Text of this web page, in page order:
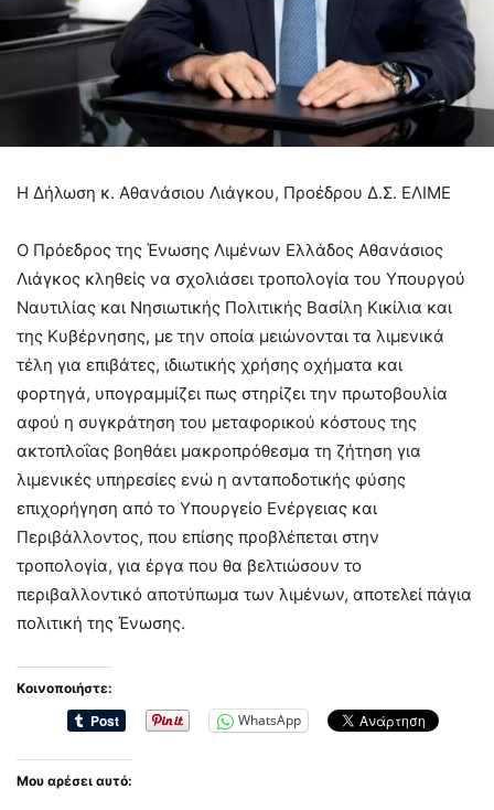
Η Δήλωση κ. Αθανάσιου Λιάγκου, Προέδρου Δ.Σ. ΕΛΙΜΕ
Ο Πρόεδρος της Ένωσης Λιμένων Ελλάδος Αθανάσιος
Λιάγκος κληθείς να σχολιάσει τροπολογία του Υπουργού
Ναυτιλίας και Νησιωτικής Πολιτικής Βασίλη Κικίλια και
της Κυβέρνησης, με την οποία μειώνονται τα λιμενικά
τέλη για επιβάτες, ιδιωτικής χρήσης οχήματα και
φορτηγά, υπογραμμίζει πως στηρίζει την πρωτοβουλία
αφού η συγκράτηση του μεταφορικού κόστους της
ακτοπλοΐας βοηθάει μακροπρόθεσμα τη ζήτηση για
λιμενικές υπηρεσίες ενώ η ανταποδοτικής φύσης
επιχορήγηση από το Υπουργείο Ενέργειας και
Περιβάλλοντος, που επίσης προβλέπεται στην
τροπολογία, για έργα που θα βελτιώσουν το
περιβαλλοντικό αποτύπωμα των λιμένων, αποτελεί πάγια
πολιτική της Ένωσης.
Κοινοποιήστε:
WhatsApp
Μου αρέσει αυτό: